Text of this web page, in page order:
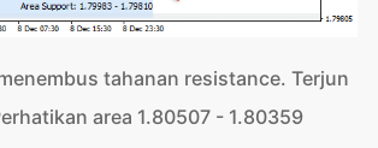
tahanan resistance. Terjun
area 1.80507 - 1.80359